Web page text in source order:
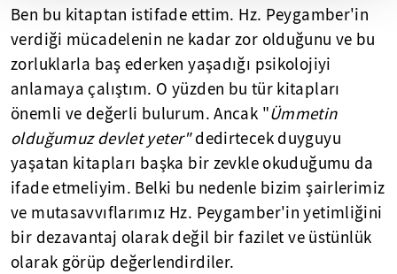
Ben bu kitaptan istifade ettim. Hz. Peygamber'in
verdiği mücadelenin ne kadar zor olduğunu ve bu
zorluklarla baş ederken yaşadığı psikolojiyi
anlamaya çalıştım. O yüzden bu tür kitapları
önemli ve değerli bulurum. Ancak "Ümmetin
olduğumuz devlet yeter"dedirtecek duyguyu
yaşatan kitapları başka bir zevkle okuduğumu da
ifade etmeliyim. Belki bu nedenle bizim şairlerimiz
ve mutasavvıflarımız Hz. Peygamber'in yetimliğini
bir dezavantaj olarak değil bir fazilet ve üstünlük
olarak görüp değerlendirdiler.